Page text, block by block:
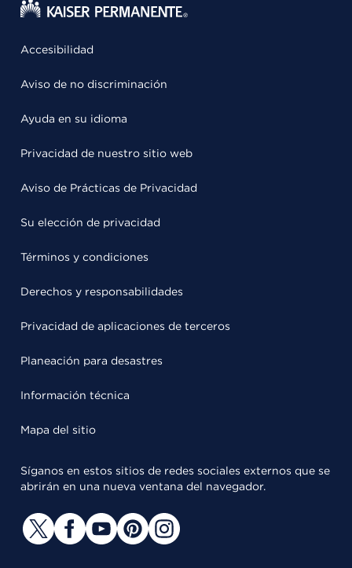
Accesibilidad
Aviso de no discriminación
Ayuda en su idioma
Privacidad de nuestro sitio web
Aviso de Prácticas de Privacidad
Su elección de privacidad
Términos y condiciones
Derechos y responsabilidades
Privacidad de aplicaciones de terceros
Planeación para desastres
Información técnica
Mapa del sitio
Síganos en estos sitios de redes sociales externos que se
abrirán en una nueva ventana del navegador.